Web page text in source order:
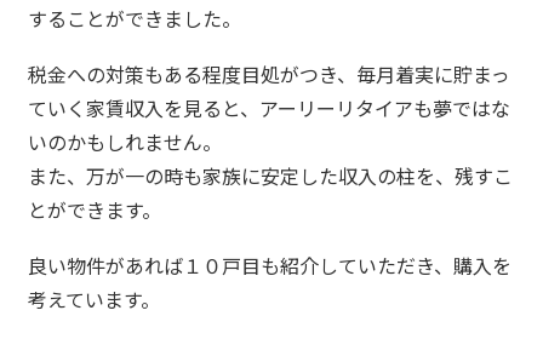
することができました。
税金への対策もある程度目処がつき、毎月着実に貯まっ
ていく家賃収入を見ると、アーリーリタイアも夢ではな
いのかもしれません。
また、万が一の時も家族に安定した収入の柱を、残すこ
とができます。
良い物件があれば１０戸目も紹介していただき、購入を
考えています。